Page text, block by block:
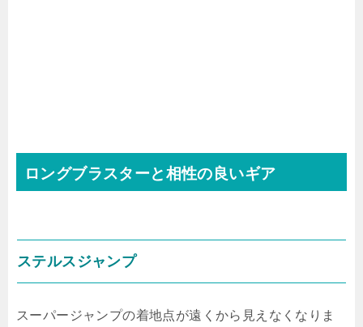
ロングブラスターと相性の良いギア
ステルスジャンプ
スーパージャンプの着地点が遠くから見えなくなりま